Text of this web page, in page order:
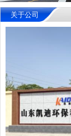
关于公司